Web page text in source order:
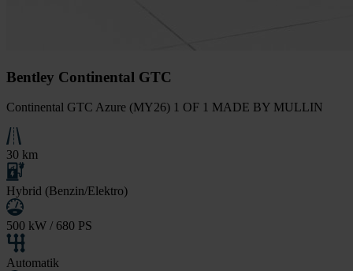
Bentley Continental GTC
Continental GTC Azure (MY26) 1 OF 1 MADE BY MULLIN
30 km
Hybrid (Benzin/Elektro)
500 kW / 680 PS
Automatik